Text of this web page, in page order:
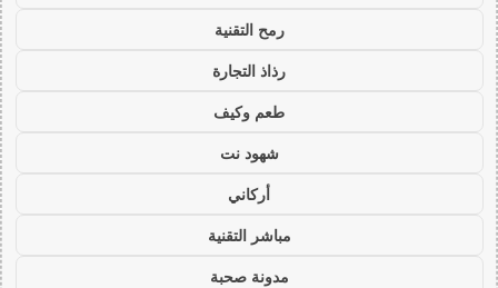
رمح التقنية
رذاذ التجارة
طعم وكيف
شهود نت
أركاني
مباشر التقنية
مدونة صحبة